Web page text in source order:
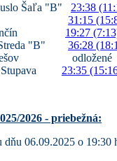
Šaľa "B" 23:38
31:15
Trenčín 19:27
Streda "B" 36:28
Prešov odložené
Stupava 23:35
2026 - priebežná:
06.09.2025 o 19:30